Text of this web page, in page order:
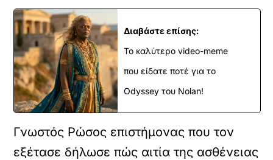
Διαβάστε επίσης:
Το καλύτερο video-meme
που είδατε ποτέ για το
Odyssey του Nolan!
Γνωστός Ρώσος επιστήμονας που τον
εξέτασε δήλωσε πώς αιτία της ασθένειας